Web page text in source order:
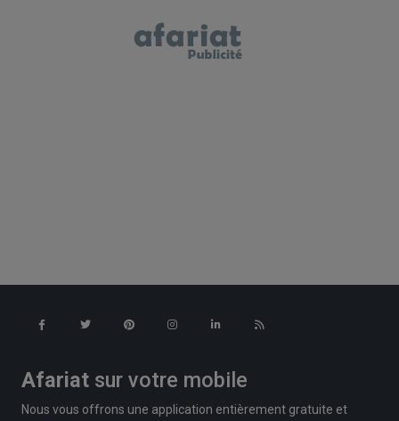
Afariat sur votre mobile
Nous vous offrons une application entièrement gratuite et